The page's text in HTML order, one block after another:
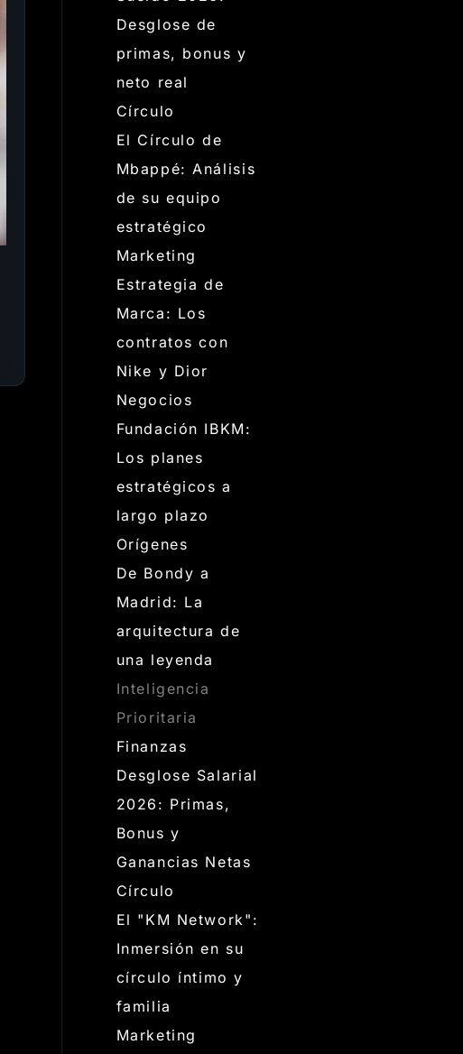
Desglose de
primas, bonus y
neto real
Círculo
El Círculo de
Mbappé: Análisis
de su equipo
estratégico
Marketing
Estrategia de
Marca: Los
contratos con
Nike y Dior
Negocios
Fundación IBKM:
Los planes
estratégicos a
largo plazo
Orígenes
De Bondy a
Madrid: La
arquitectura de
una leyenda
Inteligencia
Prioritaria
Finanzas
Desglose Salarial
2026: Primas,
Bonus y
Ganancias Netas
Círculo
El "KM Network":
Inmersión en su
círculo íntimo y
familia
Marketing